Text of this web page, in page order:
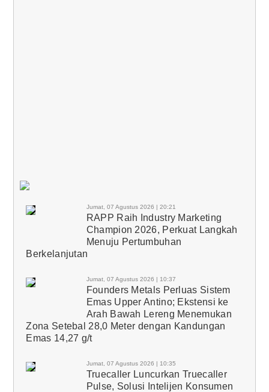
Jumat, 07 Agustus 2026 | 20:21
RAPP Raih Industry Marketing
Champion 2026, Perkuat Langkah
Menuju Pertumbuhan
Berkelanjutan
Jumat, 07 Agustus 2026 | 10:37
Founders Metals Perluas Sistem
Emas Upper Antino; Ekstensi ke
Arah Bawah Lereng Menemukan
Zona Setebal 28,0 Meter dengan Kandungan
Emas 14,27 g/t
Jumat, 07 Agustus 2026 | 10:35
Truecaller Luncurkan Truecaller
Pulse, Solusi Intelijen Konsumen